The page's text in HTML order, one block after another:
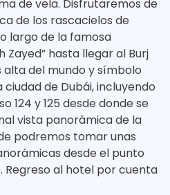
de vela. Disfrutaremos de
de los rascacielos de
largo de la famosa
Zayed” hasta llegar al Burj
alta del mundo y símbolo
de Dubái, incluyendo
124 y 125 desde donde se
vista panorámica de la
podremos tomar unas
desde el punto
Regreso al hotel por cuenta